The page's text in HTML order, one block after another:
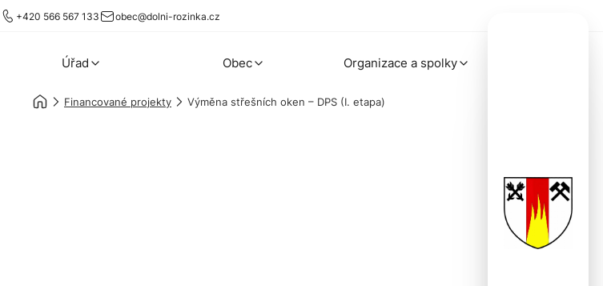
+420 566 567 133 obec@dolni-rozinka.cz
Úřad Obec Organizace a spolky
Financované projekty Výměna střešních oken – DPS (I. etapa)